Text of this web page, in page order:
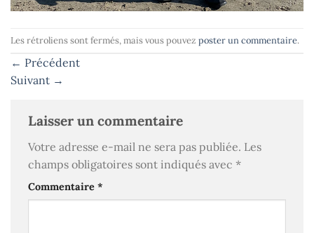
Les rétroliens sont fermés, mais vous pouvez poster un commentaire.
← Précédent
Suivant →
Laisser un commentaire
Votre adresse e-mail ne sera pas publiée. Les
champs obligatoires sont indiqués avec *
Commentaire *